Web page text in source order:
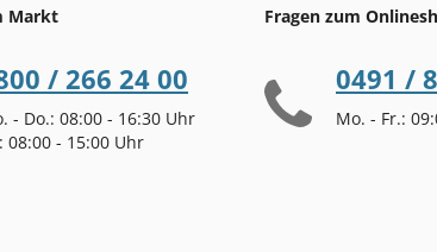
Markt
/ 266 24 00
- Do.: 08:00 - 16:30 Uhr
08:00 - 15:00 Uhr
Fragen zum
0491 /
Mo. - Fr.: